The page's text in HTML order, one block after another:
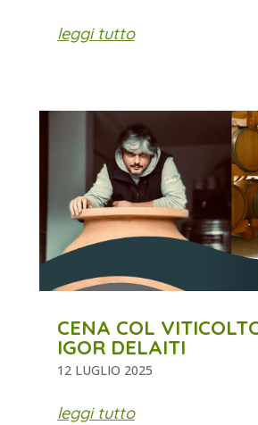
leggi tutto
CENA COL
IGOR DELAITI
12 LUGLIO 2025
leggi tutto